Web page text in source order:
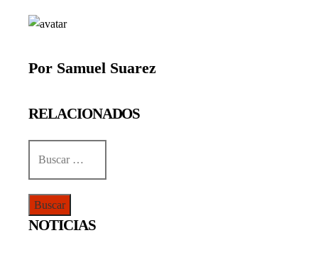
Por Samuel Suarez
RELACIONADOS
NOTICIAS